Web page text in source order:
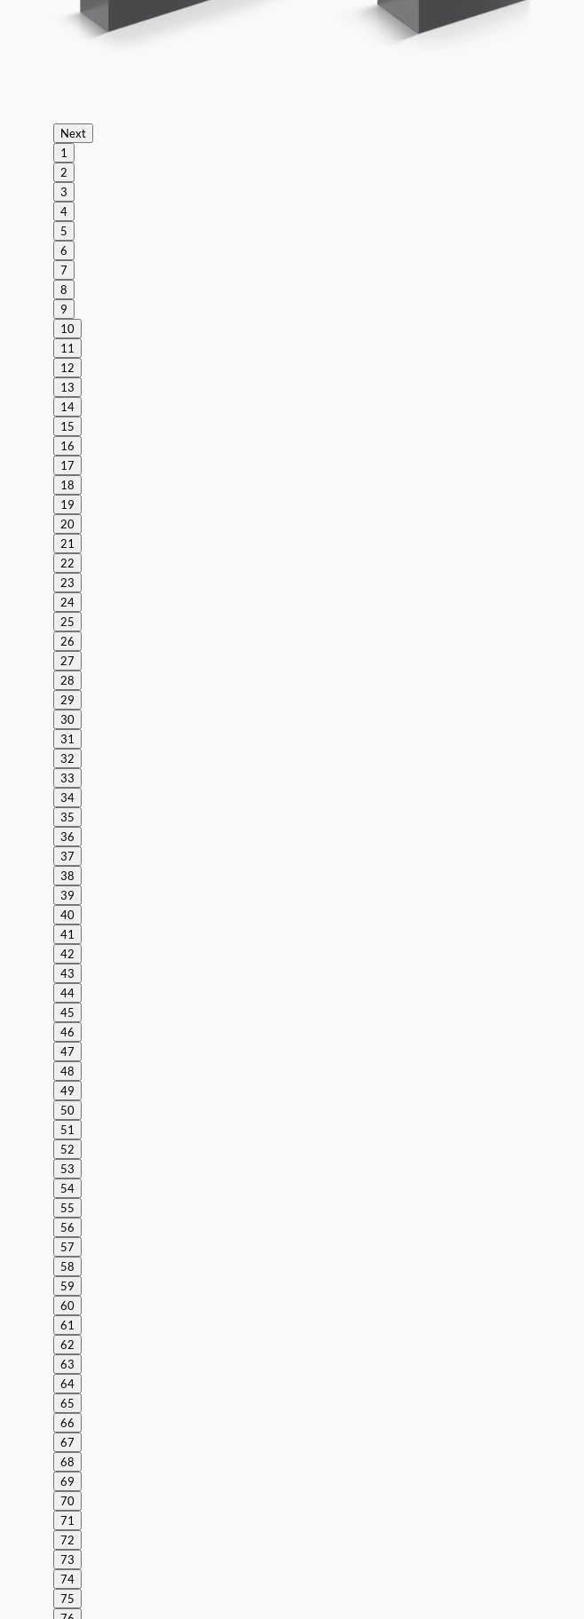
Next
1
2
3
4
5
6
7
8
9
10
11
12
13
14
15
16
17
18
19
20
21
22
23
24
25
26
27
28
29
30
31
32
33
34
35
36
37
38
39
40
41
42
43
44
45
46
47
48
49
50
51
52
53
54
55
56
57
58
59
60
61
62
63
64
65
66
67
68
69
70
71
72
73
74
75